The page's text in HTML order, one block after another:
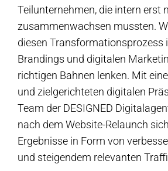
Teilunternehmen, die intern erst
zusammenwachsen mussten.
diesen Transformationsprozess
Brandings und digitalen
richtigen Bahnen lenken. Mit
und zielgerichteten digitalen
Team der DESIGNED
nach dem Website-Relaunch
Ergebnisse in Form von
und steigendem relevanten